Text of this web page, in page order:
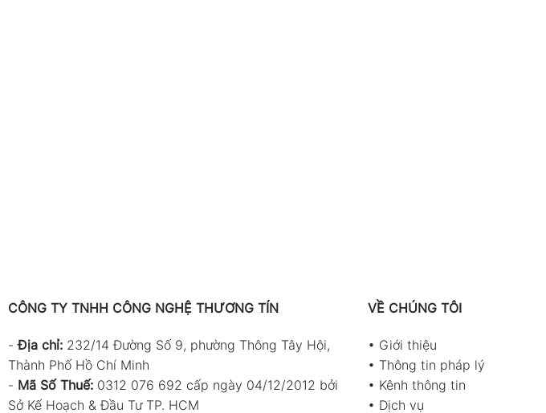
CÔNG TY TNHH CÔNG NGHỆ THƯƠNG TÍN
-Địa chỉ: 232/14 Đường Số 9, phường Thông Tây Hội,
Thành Phố Hồ Chí Minh
- Mã Số Thuế: 0312 076 692 cấp ngày 04/12/2012 bởi
Sở Kế Hoạch & Đầu Tư TP. HCM
VỀ CHÚNG TÔI
• Giới thiệu
• Thông tin pháp lý
• Kênh thông tin
• Dịch vụ